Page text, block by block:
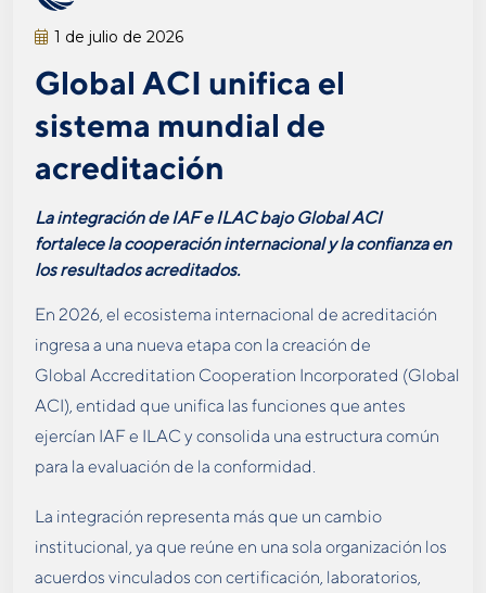
1 de julio de 2026
Global ACI unifica el
sistema mundial de
acreditación
La integración de IAF e ILAC bajo Global ACI
fortalece la cooperación internacional y la confianza en
los resultados acreditados.
En 2026, el ecosistema internacional de acreditación
ingresa a una nueva etapa con la creación de
Global Accreditation Cooperation Incorporated (Global
ACI), entidad que unifica las funciones que antes
ejercían IAF e ILAC y consolida una estructura común
para la evaluación de la conformidad.
La integración representa más que un cambio
institucional, ya que reúne en una sola organización los
acuerdos vinculados con certificación, laboratorios,